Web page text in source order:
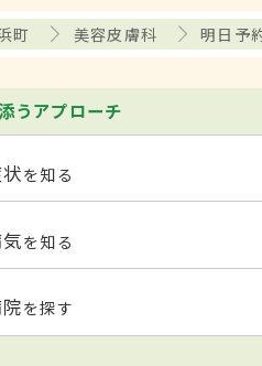
町 美容皮膚科 明日予
うアプローチ
を知る
を知る
を探す